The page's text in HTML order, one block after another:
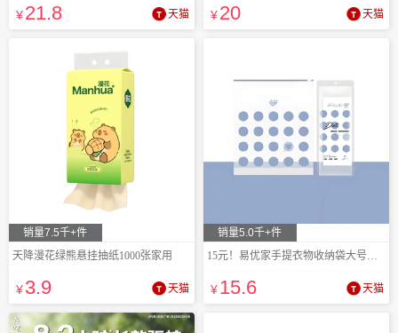
¥21.8 天猫 ¥20 天猫
销量7.5千+件
天降漫花绿熊悬挂抽纸1000张家用
¥3.9 天猫
销量5.0千+件
15元！易优家手提衣物收纳袋大号四件套
¥15.6 天猫